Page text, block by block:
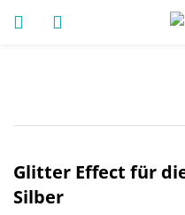
ANMELDUNG
Geben Sie Ihren
sich anzumelden.
Glitter Effect für
Silber